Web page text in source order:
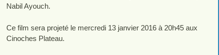
Nabil Ayouch.
Ce film sera projeté le mercredi 13 janvier 2016 à 20h45 aux
Cinoches Plateau.